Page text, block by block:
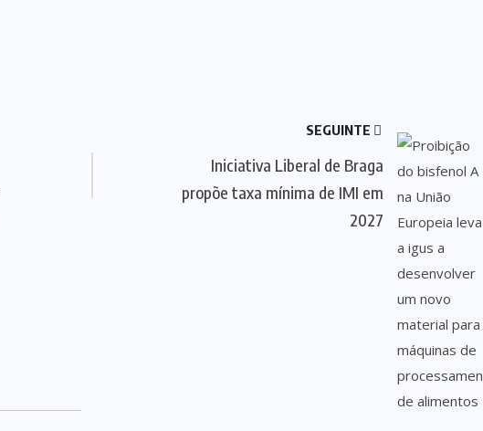
SEGUINTE
Iniciativa Liberal de Braga
propõe taxa mínima de IMI em
2027